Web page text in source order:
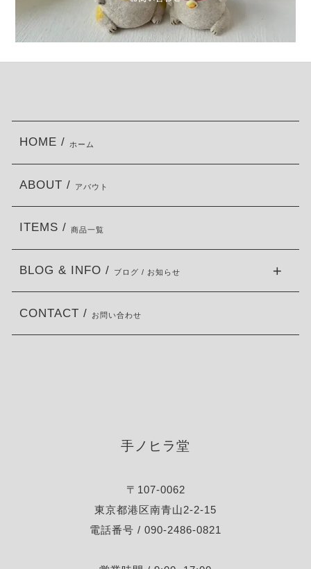
手ノヒラ堂
〒107-0062
東京都港区南青山2-2-15
電話番号 / 090-2486-0821
HOME / ホーム
ABOUT / アバウト
ITEMS / 商品一覧
BLOG & INFO / ブログ / お知らせ
CONTACT / お問い合わせ